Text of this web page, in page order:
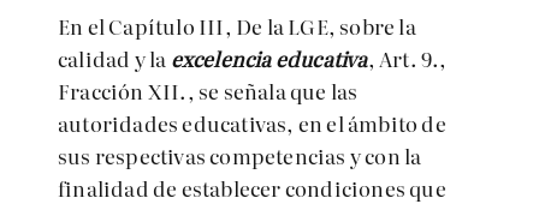
En el Capítulo III, De la LGE, sobre la
calidad y la excelencia educativa, Art. 9.,
Fracción XII., se señala que las
autoridades educativas, en el ámbito de
sus respectivas competencias y con la
finalidad de establecer condiciones que